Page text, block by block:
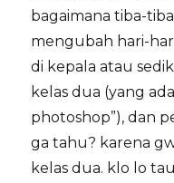
bagaimana tiba-
mengubah hari-
di kepala atau
kelas dua (yang
photoshop”), dan
ga tahu? karena
kelas dua. klo lo